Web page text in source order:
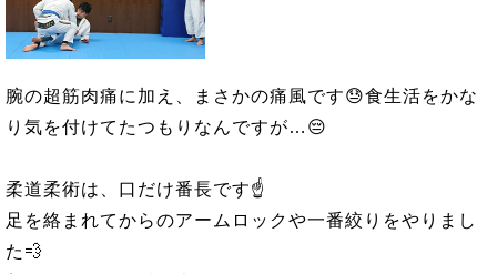
腕の超筋肉痛に加え、まさかの痛風です😓食生活をかな
り気を付けてたつもりなんですが…😔
柔道柔術は、口だけ番長です☝️
足を絡まれてからのアームロックや一番絞りをやりまし
た💨